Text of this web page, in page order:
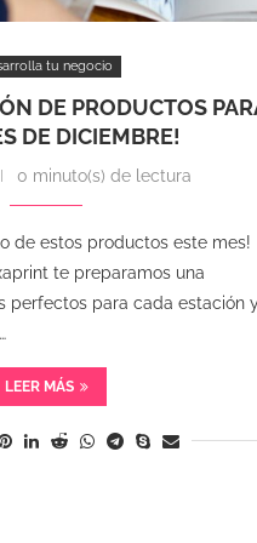
tu negocio
DE PRODUCTOS
DE DICIEMBRE!
0 minuto(s) de lectura
de estos productos este mes!
te preparamos una
perfectos para cada estación
LEER MÁS